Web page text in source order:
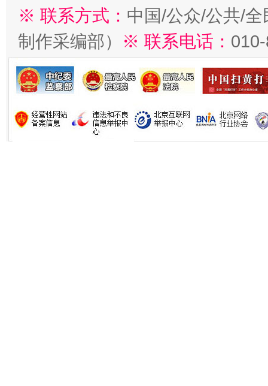
※ 联系方式： 中国/公众/公共/
制作采编部）
※ 联系电话：